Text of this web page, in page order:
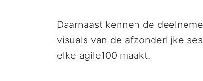
Daarnaast kennen de
visuals van de afzonderlijke
elke agile100 maakt.